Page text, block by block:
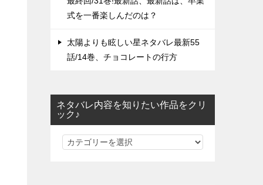
式を一番楽しんだのは？
太陽よりも眩しい星ネタバレ最新55
話/14巻、チョコレートの行方
ネタバレ内容を知りたい作品をクリ
ック♪
ネ